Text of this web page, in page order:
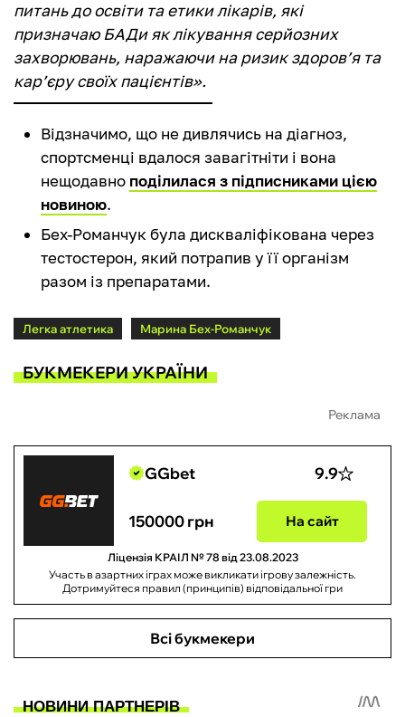
питань до освіти та етики лікарів, які
призначаю БАДи як лікування серйозних
захворювань, наражаючи на ризик здоров’я та
кар’єру своїх пацієнтів».
Відзначимо, що не дивлячись на діагноз,
спортсменці вдалося завагітніти і вона
нещодавно поділилася з підписниками цією
новиною.
Бех-Романчук була дискваліфікована через
тестостерон, який потрапив у її організм
разом із препаратами.
Легка атлетика Марина Бех-Романчук
БУКМЕКЕРИ УКРАЇНИ
Реклама
GGbet 9.9
150000 грн На сайт
Ліцензія КРАІЛ № 78 від 23.08.2023
Участь в азартних іграх може викликати ігрову залежність.
Дотримуйтеся правил (принципів) відповідальної гри
Всі букмекери